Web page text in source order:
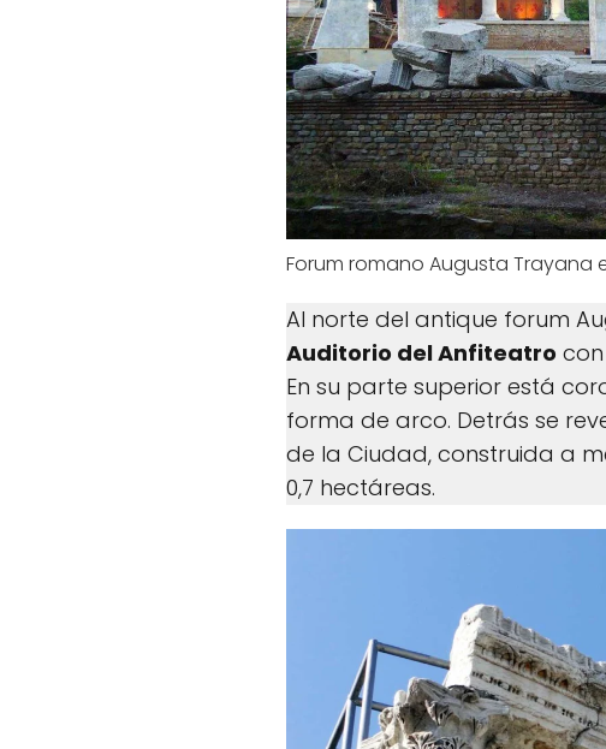
Forum romano Augusta Trayana
Al norte del antique forum
Auditorio del Anfiteatro
En su parte superior está
forma de arco. Detrás se
de la Ciudad, construida a
0,7 hectáreas.